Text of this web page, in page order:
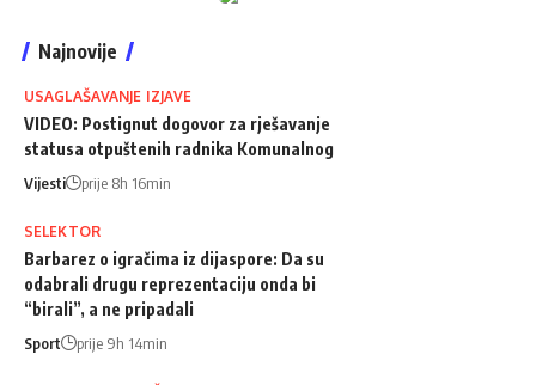
Najnovije
USAGLAŠAVANJE IZJAVE
VIDEO: Postignut dogovor za rješavanje
statusa otpuštenih radnika Komunalnog
Vijesti prije 8h 16min
SELEKTOR
Barbarez o igračima iz dijaspore: Da su
odabrali drugu reprezentaciju onda bi
“birali”, a ne pripadali
Sport prije 9h 14min